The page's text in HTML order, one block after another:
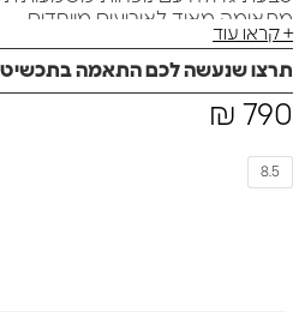
מתאימה מאוד לאירועים מיוחדים.
טבעת מהממת ביופייה מיוחדת מאוד
קיימת במידה 8.5 בלבד
+ קראו עוד
תרצו שנעשה לכם התאמה
₪ 790
8.5